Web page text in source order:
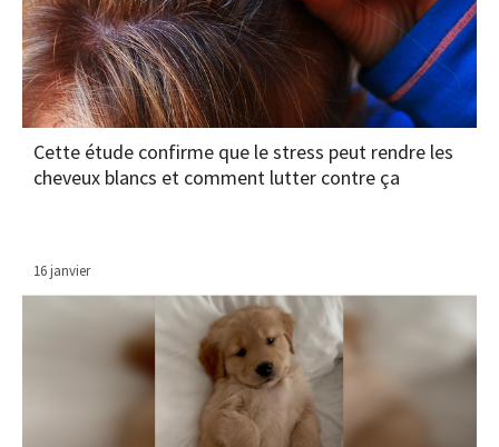
Cette étude confirme que le stress peut rendre les
cheveux blancs et comment lutter contre ça
16 janvier